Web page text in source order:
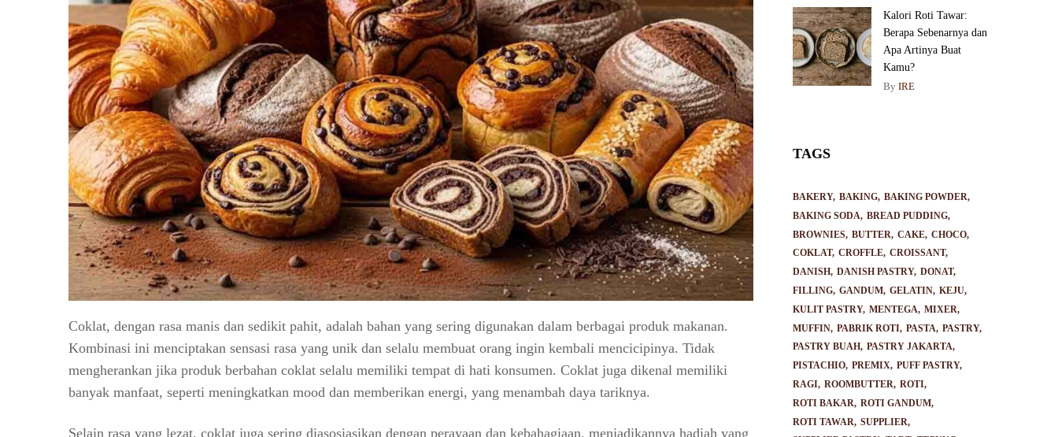
Coklat, dengan rasa manis dan sedikit pahit, adalah bahan yang sering digunakan dalam berbagai produk makanan.
Kombinasi ini menciptakan sensasi rasa yang unik dan selalu membuat orang ingin kembali mencicipinya. Tidak
mengherankan jika produk berbahan coklat selalu memiliki tempat di hati konsumen. Coklat juga dikenal memiliki
banyak manfaat, seperti meningkatkan mood dan memberikan energi, yang menambah daya tariknya.
Selain rasa yang lezat, coklat juga sering diasosiasikan dengan perayaan dan kebahagiaan, menjadikannya hadiah yang
Kalori Roti Tawar:
Berapa Sebenarnya dan
Apa Artinya Buat
Kamu?
By IRE
TAGS
BAKERY BAKING BAKING POWDER
BAKING SODA
BREAD PUDDING
BROWNIES BUTTER CAKE CHOCO
COKLAT CROFFLE CROISSANT
DANISH DANISH PASTRY DONAT
FILLING GANDUM GELATIN KEJU
KULIT PASTRY MENTEGA
MIXER
MUFFIN PABRIK ROTI PASTA
PASTRY
PASTRY BUAH PASTRY JAKARTA
PISTACHIO PREMIX PUFF PASTRY
RAGI ROOMBUTTER ROTI
ROTI BAKAR
ROTI GANDUM
ROTI TAWAR
SUPPLIER